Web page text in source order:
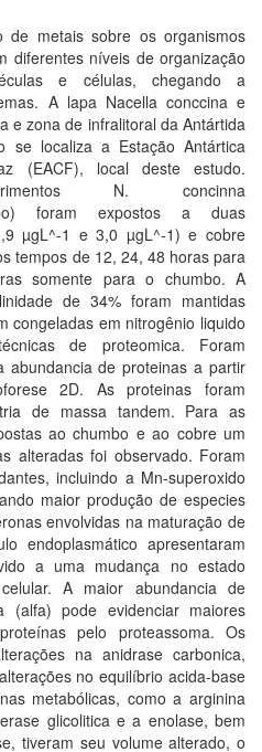
de metais sobre os organismos
diferentes níveis de organização
e células, chegando a
A lapa Nacella conccina e
e zona de infralitoral da Antártida
se localiza a Estação Antártica
(EACF), local deste estudo.
N. concinna
foram expostos a duas
µgL^-1 e 3,0 µgL^-1) e cobre
tempos de 12, 24, 48 horas para
somente para o chumbo. A
de 34% foram mantidas
congeladas em nitrogênio liquido
de proteomica. Foram
abundancia de proteinas a partir
2D. As proteinas foram
de massa tandem. Para as
ao chumbo e ao cobre um
alteradas foi observado. Foram
incluindo a Mn-superoxido
maior produção de especies
envolvidas na maturação de
endoplasmático apresentaram
a uma mudança no estado
A maior abundancia de
(alfa) pode evidenciar maiores
pelo proteassoma. Os
na anidrase carbonica,
no equilíbrio acida-base
metabólicas, como a arginina
glicolitica e a enolase, bem
tiveram seu volume alterado, o